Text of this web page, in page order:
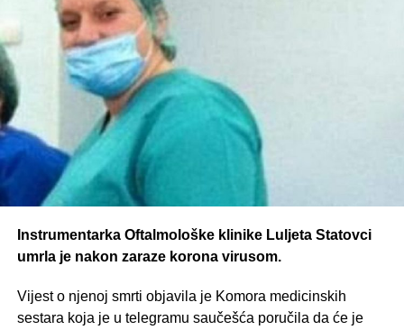
Instrumentarka Oftalmološke klinike Luljeta Statovci
umrla je nakon zaraze korona virusom.
Vijest o njenoj smrti objavila je Komora medicinskih
sestara koja je u telegramu saučešća poručila da će je